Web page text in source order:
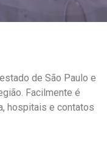
de São Paulo e
Facilmente é
hospitais e contatos